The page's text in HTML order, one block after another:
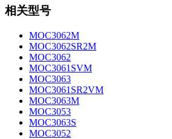
相关型号
MOC3062M
MOC3062SR2M
MOC3062
MOC3061SVM
MOC3063
MOC3061SR2VM
MOC3063M
MOC3053
MOC3063S
MOC3052